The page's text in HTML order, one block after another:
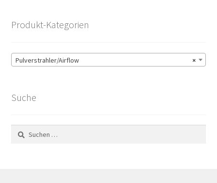
Produkt-Kategorien
×
Pulverstrahler/Airflow
Suche
Suchen
nach: